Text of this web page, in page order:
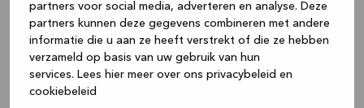
partners voor social media, adverteren en analyse. Deze
partners kunnen deze gegevens combineren met andere
informatie die u aan ze heeft verstrekt of die ze hebben
verzameld op basis van uw gebruik van hun
services. Lees hier meer over ons privacybeleid en
cookiebeleid